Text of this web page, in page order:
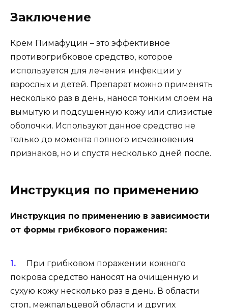
Заключение
Крем Пимафуцин – это эффективное
противогрибковое средство, которое
используется для лечения инфекции у
взрослых и детей. Препарат можно применять
несколько раз в день, нанося тонким слоем на
вымытую и подсушенную кожу или слизистые
оболочки. Используют данное средство не
только до момента полного исчезновения
признаков, но и спустя несколько дней после.
Инструкция по применению
Инструкция по применению в зависимости
от формы грибкового поражения:
При грибковом поражении кожного
покрова средство наносят на очищенную и
сухую кожу несколько раз в день. В области
стоп, межпальцевой области и других